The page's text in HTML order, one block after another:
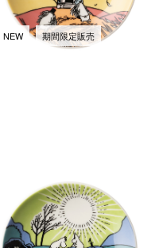
NEW 期間限定販売
ムーミンズデイ 2026 ミニプレ
ート（2024）
￥1,650 (税込)